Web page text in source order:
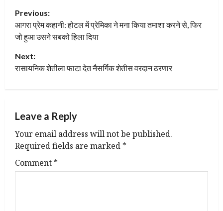
P
o
s
t
a
v
i
g
Previous:
आगरा प्रेम कहानी: होटल में प्रेमिका ने मना किया तमाशा करने से, फिर
जो हुआ उसने सबको हिला दिया
Next:
रासायनिक शेतीला फाटा देत नैसर्गिक शेतीस वरदान ठरणार
Leave a Reply
Your email address will not be published.
Required fields are marked *
Comment *